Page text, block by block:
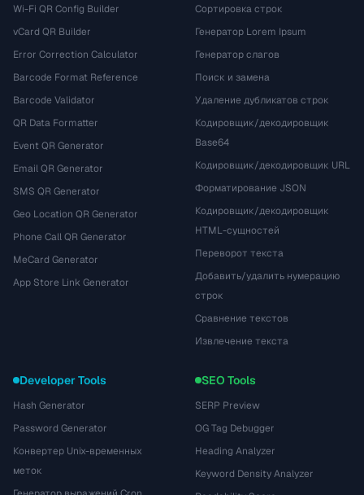
Wi-Fi QR Config Builder
vCard QR Builder
Error Correction Calculator
Barcode Format Reference
Barcode Validator
QR Data Formatter
Event QR Generator
Email QR Generator
SMS QR Generator
Geo Location QR Generator
Phone Call QR Generator
MeCard Generator
App Store Link Generator
Сортировка строк
Генератор Lorem Ipsum
Генератор слагов
Поиск и замена
Удаление дубликатов строк
Кодировщик/декодировщик
Base64
Кодировщик/декодировщик URL
Форматирование JSON
Кодировщик/декодировщик
HTML-сущностей
Переворот текста
Добавить/удалить нумерацию
строк
Сравнение текстов
Извлечение текста
Developer Tools
Hash Generator
Password Generator
Конвертер Unix-временных
меток
SEO Tools
SERP Preview
OG Tag Debugger
Heading Analyzer
Keyword Density Analyzer